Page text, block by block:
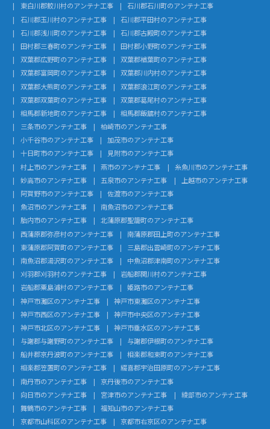
東白川郡鮫川村のアンテナ工事
石川郡石川町のアンテナ工事
石川郡玉川村のアンテナ工事
石川郡平田村のアンテナ工事
石川郡浅川町のアンテナ工事
石川郡古殿町のアンテナ工事
田村郡三春町のアンテナ工事
田村郡小野町のアンテナ工事
双葉郡広野町のアンテナ工事
双葉郡楢葉町のアンテナ工事
双葉郡富岡町のアンテナ工事
双葉郡川内村のアンテナ工事
双葉郡大熊町のアンテナ工事
双葉郡浪江町のアンテナ工事
双葉郡双葉町のアンテナ工事
双葉郡葛尾村のアンテナ工事
相馬郡新地町のアンテナ工事
相馬郡飯舘村のアンテナ工事
三条市のアンテナ工事
柏崎市のアンテナ工事
小千谷市のアンテナ工事
加茂市のアンテナ工事
十日町市のアンテナ工事
見附市のアンテナ工事
村上市のアンテナ工事
燕市のアンテナ工事
糸魚川市のアンテナ工事
妙高市のアンテナ工事
五泉市のアンテナ工事
上越市のアンテナ工事
阿賀野市のアンテナ工事
佐渡市のアンテナ工事
魚沼市のアンテナ工事
南魚沼市のアンテナ工事
胎内市のアンテナ工事
北蒲原郡聖籠町のアンテナ工事
西蒲原郡弥彦村のアンテナ工事
南蒲原郡田上町のアンテナ工事
東蒲原郡阿賀町のアンテナ工事
三島郡出雲崎町のアンテナ工事
南魚沼郡湯沢町のアンテナ工事
中魚沼郡津南町のアンテナ工事
刈羽郡刈羽村のアンテナ工事
岩船郡関川村のアンテナ工事
岩船郡粟島浦村のアンテナ工事
姫路市のアンテナ工事
神戸市灘区のアンテナ工事
神戸市東灘区のアンテナ工事
神戸市西区のアンテナ工事
神戸市中央区のアンテナ工事
神戸市北区のアンテナ工事
神戸市垂水区のアンテナ工事
与謝郡与謝野町のアンテナ工事
与謝郡伊根町のアンテナ工事
船井郡京丹波町のアンテナ工事
相楽郡和束町のアンテナ工事
相楽郡笠置町のアンテナ工事
綴喜郡宇治田原町のアンテナ工事
南丹市のアンテナ工事
京丹後市のアンテナ工事
向日市のアンテナ工事
宮津市のアンテナ工事
綾部市のアンテナ工事
舞鶴市のアンテナ工事
福知山市のアンテナ工事
京都市山科区のアンテナ工事
京都市右京区のアンテナ工事